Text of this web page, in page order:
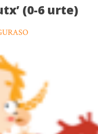
(0-6 urte)